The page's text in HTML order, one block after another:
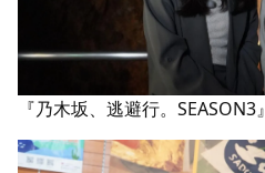
『乃木坂、逃避行。SEASON3』